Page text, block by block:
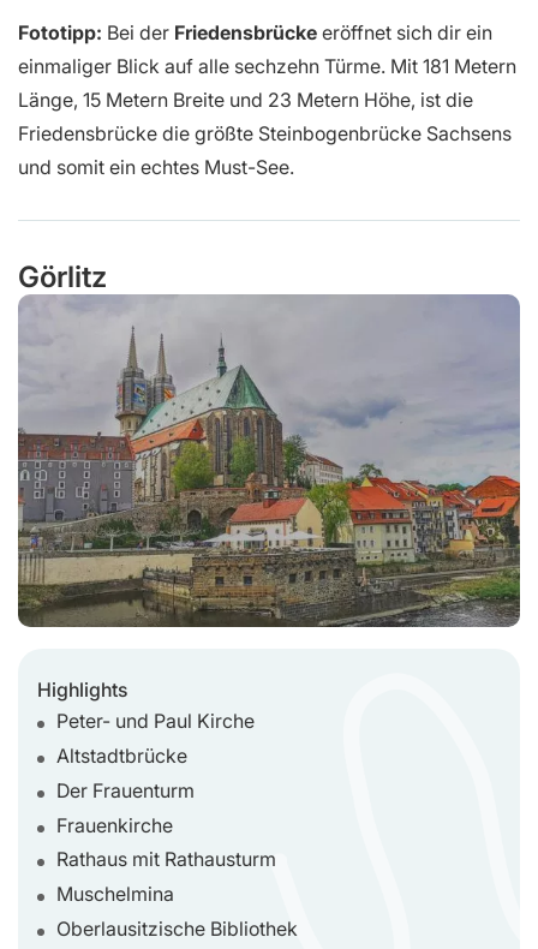
Fototipp: Bei der Friedensbrücke eröffnet sich dir ein
einmaliger Blick auf alle sechzehn Türme. Mit 181 Metern
Länge, 15 Metern Breite und 23 Metern Höhe, ist die
Friedensbrücke die größte Steinbogenbrücke Sachsens
und somit ein echtes Must-See.
Görlitz
Highlights
Peter- und Paul Kirche
Altstadtbrücke
Der Frauenturm
Frauenkirche
Rathaus mit Rathausturm
Muschelmina
Oberlausitzische Bibliothek